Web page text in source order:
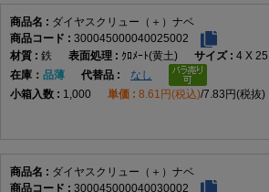
ダイヤスクリュー（＋）ナベ
300045000040025002
鉄
ｸﾛﾒｰﾄ(黄土)
4 X 25
在庫
品薄
なし
1,000
8.61円(税込) 7.83円(税抜)
ダイヤスクリュー（＋）ナベ
300045000040030002